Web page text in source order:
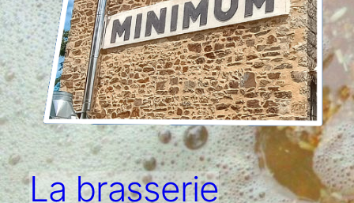
La brasserie